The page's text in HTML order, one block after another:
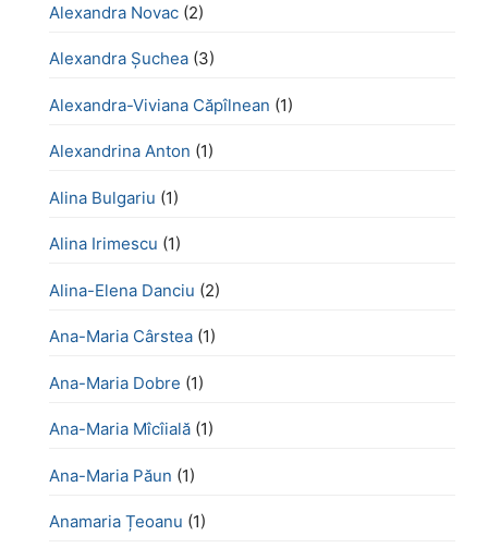
Alexandra Novac (2)
Alexandra Șuchea (3)
Alexandra-Viviana Căpîlnean (1)
Alexandrina Anton (1)
Alina Bulgariu (1)
Alina Irimescu (1)
Alina-Elena Danciu (2)
Ana-Maria Cârstea (1)
Ana-Maria Dobre (1)
Ana-Maria Mîcîială (1)
Ana-Maria Păun (1)
Anamaria Țeoanu (1)